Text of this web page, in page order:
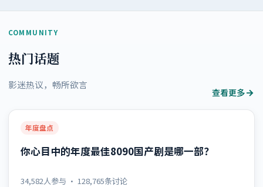
COMMUNITY
热门话题
影迷热议，畅所欲言
查看更多
年度盘点
你心目中的年度最佳8090国产剧是哪一部？
34,582人参与 · 128,765条讨论